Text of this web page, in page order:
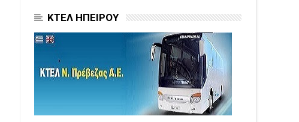
ΚΤΕΛ ΗΠΕΙΡΟΥ